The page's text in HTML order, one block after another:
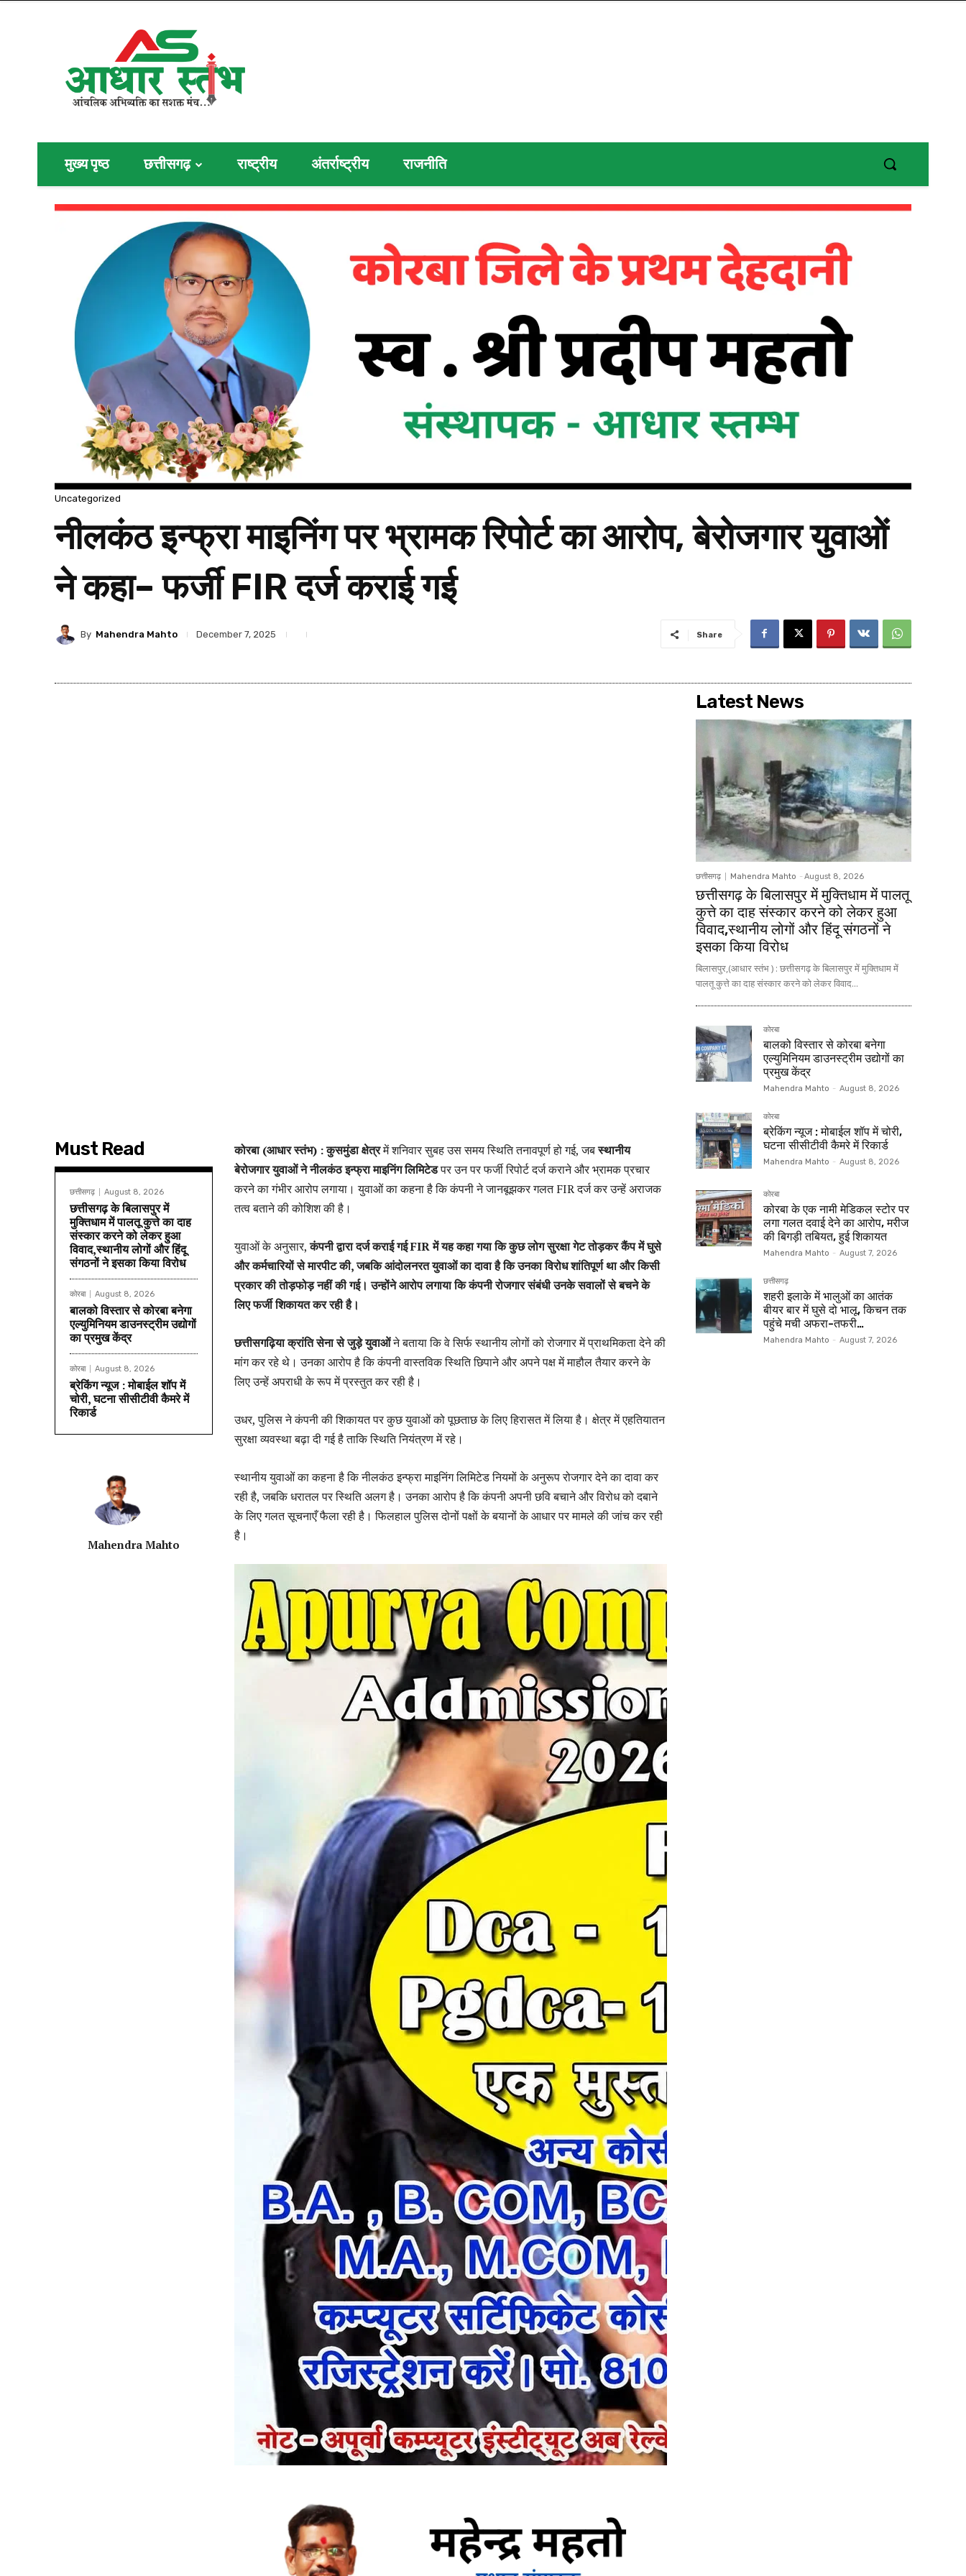
मुख्य पृष्ठ छत्तीसगढ़ राष्ट्रीय अंतर्राष्ट्रीय राजनीति
Uncategorized
नीलकंठ इन्फ्रा माइनिंग पर भ्रामक रिपोर्ट का आरोप, बेरोजगार युवाओं
ने कहा– फर्जी FIR दर्ज कराई गई
By Mahendra Mahto December 7, 2025 Share
Must Read
छत्तीसगढ़ August 8, 2026
छत्तीसगढ़ के बिलासपुर में
मुक्तिधाम में पालतू कुत्ते का दाह
संस्कार करने को लेकर हुआ
विवाद,स्थानीय लोगों और हिंदू
संगठनों ने इसका किया विरोध
कोरबा August 8, 2026
बालको विस्तार से कोरबा बनेगा
एल्युमिनियम डाउनस्ट्रीम उद्योगों
का प्रमुख केंद्र
कोरबा August 8, 2026
ब्रेकिंग न्यूज : मोबाईल शॉप में
चोरी, घटना सीसीटीवी कैमरे में
रिकार्ड
Mahendra Mahto
कोरबा (आधार स्तंभ) : कुसमुंडा क्षेत्रमें शनिवार सुबह उस समय स्थिति तनावपूर्ण हो गई, जबस्थानीय
बेरोजगार युवाओं ने नीलकंठ इन्फ्रा माइनिंग लिमिटेडपर उन पर फर्जी रिपोर्ट दर्ज कराने और भ्रामक प्रचार
करने का गंभीर आरोप लगाया। युवाओं का कहना है कि कंपनी ने जानबूझकर गलत FIR दर्ज कर उन्हें अराजक
तत्व बताने की कोशिश की है।
युवाओं के अनुसार,कंपनी द्वारा दर्ज कराई गई FIR में यह कहा गया कि कुछ लोग सुरक्षा गेट तोड़कर कैंप में घुसे
और कर्मचारियों से मारपीट की, जबकि आंदोलनरत युवाओं का दावा है कि उनका विरोध शांतिपूर्ण था और किसी
प्रकार की तोड़फोड़ नहीं की गई। उन्होंने आरोप लगाया कि कंपनी रोजगार संबंधी उनके सवालों से बचने के
लिए फर्जी शिकायत कर रही है।
छत्तीसगढ़िया क्रांति सेना से जुड़े युवाओंने बताया कि वे सिर्फ स्थानीय लोगों को रोजगार में प्राथमिकता देने की
मांग कर रहे थे। उनका आरोप है कि कंपनी वास्तविक स्थिति छिपाने और अपने पक्ष में माहौल तैयार करने के
लिए उन्हें अपराधी के रूप में प्रस्तुत कर रही है।
उधर, पुलिस ने कंपनी की शिकायत पर कुछ युवाओं को पूछताछ के लिए हिरासत में लिया है। क्षेत्र में एहतियातन
सुरक्षा व्यवस्था बढ़ा दी गई है ताकि स्थिति नियंत्रण में रहे।
स्थानीय युवाओं का कहना है कि नीलकंठ इन्फ्रा माइनिंग लिमिटेड नियमों के अनुरूप रोजगार देने का दावा कर
रही है, जबकि धरातल पर स्थिति अलग है। उनका आरोप है कि कंपनी अपनी छवि बचाने और विरोध को दबाने
के लिए गलत सूचनाएँ फैला रही है। फिलहाल पुलिस दोनों पक्षों के बयानों के आधार पर मामले की जांच कर रही
है।
Latest News
छत्तीसगढ़ Mahendra Mahto - August 8, 2026
छत्तीसगढ़ के बिलासपुर में मुक्तिधाम में पालतू
कुत्ते का दाह संस्कार करने को लेकर हुआ
विवाद,स्थानीय लोगों और हिंदू संगठनों ने
इसका किया विरोध
बिलासपुर,(आधार स्तंभ ) : छत्तीसगढ़ के बिलासपुर में मुक्तिधाम में
पालतू कुत्ते का दाह संस्कार करने को लेकर विवाद...
कोरबा
बालको विस्तार से कोरबा बनेगा
एल्युमिनियम डाउनस्ट्रीम उद्योगों का
प्रमुख केंद्र
Mahendra Mahto - August 8, 2026
कोरबा
ब्रेकिंग न्यूज : मोबाईल शॉप में चोरी,
घटना सीसीटीवी कैमरे में रिकार्ड
Mahendra Mahto - August 8, 2026
कोरबा
कोरबा के एक नामी मेडिकल स्टोर पर
लगा गलत दवाई देने का आरोप, मरीज
की बिगड़ी तबियत, हुई शिकायत
Mahendra Mahto - August 7, 2026
छत्तीसगढ़
शहरी इलाके में भालुओं का आतंक
बीयर बार में घुसे दो भालू, किचन तक
पहुंचे मची अफरा-तफरी…
Mahendra Mahto - August 7, 2026